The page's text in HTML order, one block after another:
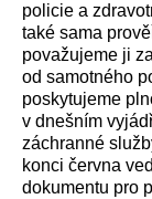
policie a
také sama
považujeme ji
od samotného
poskytujeme
v dnešním
záchranné
konci června
dokumentu pro